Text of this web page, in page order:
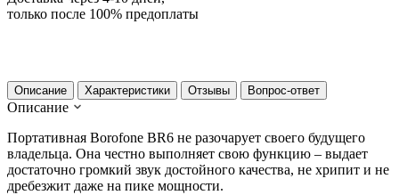
только после 100% предоплаты
Описание Характеристики Отзывы Вопрос-ответ
Описание
Портативная Borofone BR6 не разочарует своего будущего
владельца. Она честно выполняет свою функцию – выдает
достаточно громкий звук достойного качества, не хрипит и не
дребезжит даже на пике мощности.